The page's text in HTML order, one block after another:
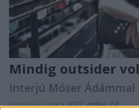
Mindig outsider
Interjú Móser Ádámmal
Ritmus és hang•2021. május 13.